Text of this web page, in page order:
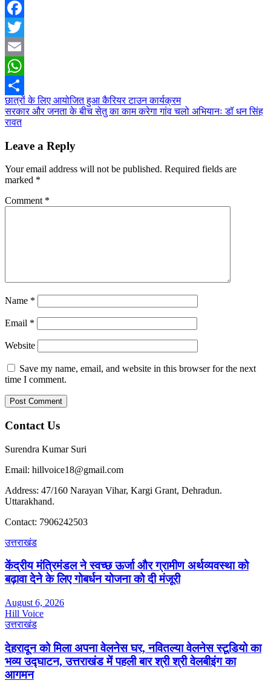
Facebook
Twitter
Email
WhatsApp
Share
Post
navigation
छात्रों के लिए आयोजित हुआ कैरियर टाउन कार्यक्रम
सरकार और जनता के बीच सेतु का काम करेगा गांव चलो अभियानः डॉ धन सिंह
रावत
Leave a Reply
Your email address will not be published. Required fields are
marked *
Comment *
Name *
Email *
Website
Save my name, email, and website in this browser for the next
time I comment.
Contact Us
Surendra Kumar Suri
Email: hillvoice18@gmail.com
Address: 47/160 Narayan Vihar, Kargi Grant, Dehradun.
Uttarakhand.
Contact: 7906242503
उत्तराखंड
केंद्रीय मंत्रिमंडल ने स्वच्छ ऊर्जा और ग्रामीण अर्थव्यवस्था को
बढ़ावा देने के लिए गोबर्धन योजना को दी मंजूरी
August 6, 2026
Hill Voice
उत्तराखंड
देहरादून को मिला अपना वेलनेस घर, नवितल्या वेलनेस स्टूडियो का
भव्य उद्घाटन, उत्तराखंड में पहली बार श्री श्री वेलबीइंग का
आगमन